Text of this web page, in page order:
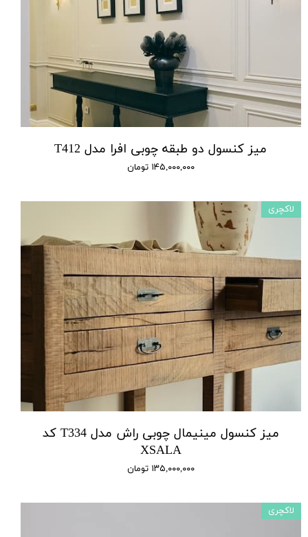
میز کنسول دو طبقه چوبی افرا مدل T412
۱۴۵,۰۰۰,۰۰۰ تومان
میز کنسول مینیمال چوبی راش مدل T334 کد
XSALA
۱۳۵,۰۰۰,۰۰۰ تومان
لاکچری
لاکچری